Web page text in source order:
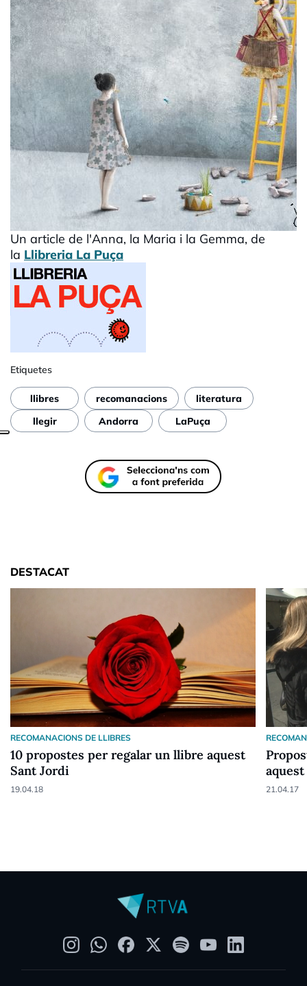
Un article de l'Anna, la Maria i la Gemma, de
la Llibreria La Puça
Etiquetes
llibres recomanacions
literatura
llegir
Andorra LaPuça
DESTACAT
RECOMANACIONS DE LLIBRES
10 propostes per regalar un llibre aquest
Sant Jordi
19.04.18 21.04.17